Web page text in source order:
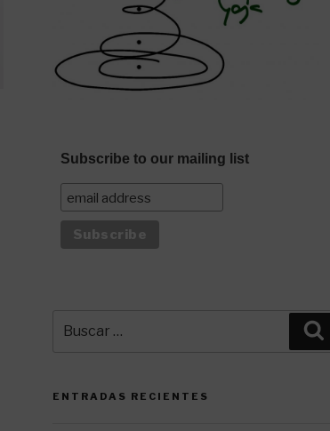
Subscribe to our mailing list
por:
ENTRADAS RECIENTES